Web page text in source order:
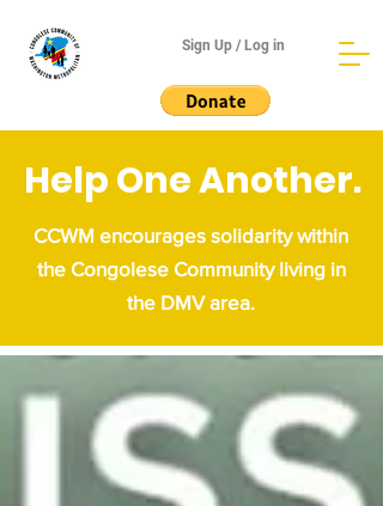
Sign Up / Log in
Help One Another.
CCWM encourages solidarity within
the Congolese Community living in
the DMV area.